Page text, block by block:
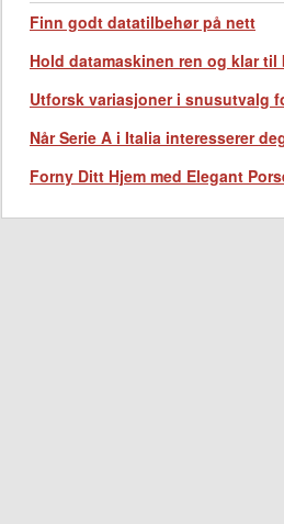
Finn godt datatilbehør på nett
Hold datamaskinen ren og klar til
Utforsk variasjoner i snusutvalg
Når Serie A i Italia interesserer
Forny Ditt Hjem med Elegant